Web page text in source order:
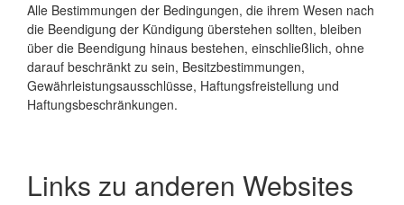
Alle Bestimmungen der Bedingungen, die ihrem Wesen nach
die Beendigung der Kündigung überstehen sollten, bleiben
über die Beendigung hinaus bestehen, einschließlich, ohne
darauf beschränkt zu sein, Besitzbestimmungen,
Gewährleistungsausschlüsse, Haftungsfreistellung und
Haftungsbeschränkungen.
Links zu anderen Websites